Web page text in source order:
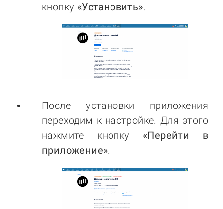
кнопку «Установить».
После установки приложения
переходим к настройке. Для этого
нажмите кнопку «Перейти в
приложение».